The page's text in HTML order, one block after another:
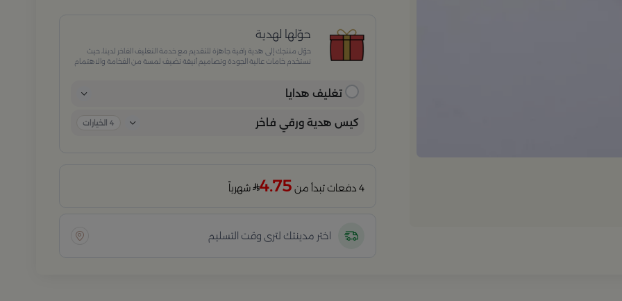
حوّلها لهدية
حوّل منتجك إلى هدية راقية جاهزة للتقديم مع خدمة التغليف الفاخر لدينا، حيث
نستخدم خامات عالية الجودة وتصاميم أنيقة تضيف لمسة من الفخامة والاهتمام
تغليف هدايا
كيس هدية ورقي فاخر 4الخيارات
4 دفعات تبدأ من 4.75 شهرياً
اختر مدينتك لترى وقت التسليم